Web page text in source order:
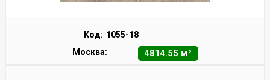
Код: 1055-18
Москва:
4814.55 м²